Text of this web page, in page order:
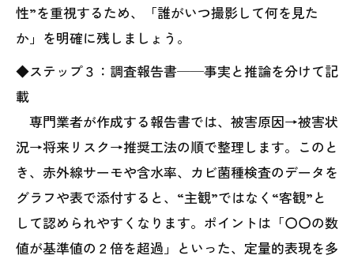
性”を重視するため、「誰がいつ撮影して何を見た
か」を明確に残しましょう。
◆ステップ３：調査報告書──事実と推論を分けて記
載
専門業者が作成する報告書では、被害原因→被害状
況→将来リスク→推奨工法の順で整理します。このと
き、赤外線サーモや含水率、カビ菌種検査のデータを
グラフや表で添付すると、“主観”ではなく“客観”と
して認められやすくなります。ポイントは「〇〇の数
値が基準値の２倍を超過」といった、定量的表現を多